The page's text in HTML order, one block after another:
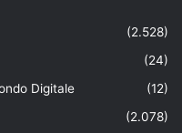
(2.528)
(24)
Digitale
(12)
(2.078)